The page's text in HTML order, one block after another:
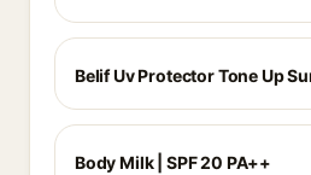
Belif Uv Protector Tone Up
Body Milk | SPF 20 PA++